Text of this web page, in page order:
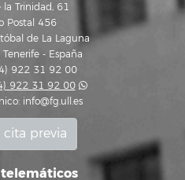
Trinidad, 61
Postal 456
de La Laguna
- España
922 31 92 00
922 31 92 00
info@fg.ull.es
cita previa